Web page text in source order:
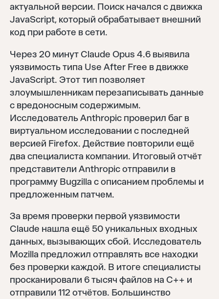
актуальной версии. Поиск начался с движка
JavaScript, который обрабатывает внешний
код при работе в сети.
Через 20 минут Claude Opus 4.6 выявила
уязвимость типа Use After Free в движке
JavaScript. Этот тип позволяет
злоумышленникам перезаписывать данные
с вредоносным содержимым.
Исследователь Anthropic проверил баг в
виртуальном исследовании с последней
версией Firefox. Действие повторили ещё
два специалиста компании. Итоговый отчёт
представители Anthropic отправили в
программу Bugzilla с описанием проблемы и
предложенным патчем.
За время проверки первой уязвимости
Claude нашла ещё 50 уникальных входных
данных, вызывающих сбой. Исследователь
Mozilla предложил отправлять все находки
без проверки каждой. В итоге специалисты
просканировали 6 тысяч файлов на C++ и
отправили 112 отчётов. Большинство